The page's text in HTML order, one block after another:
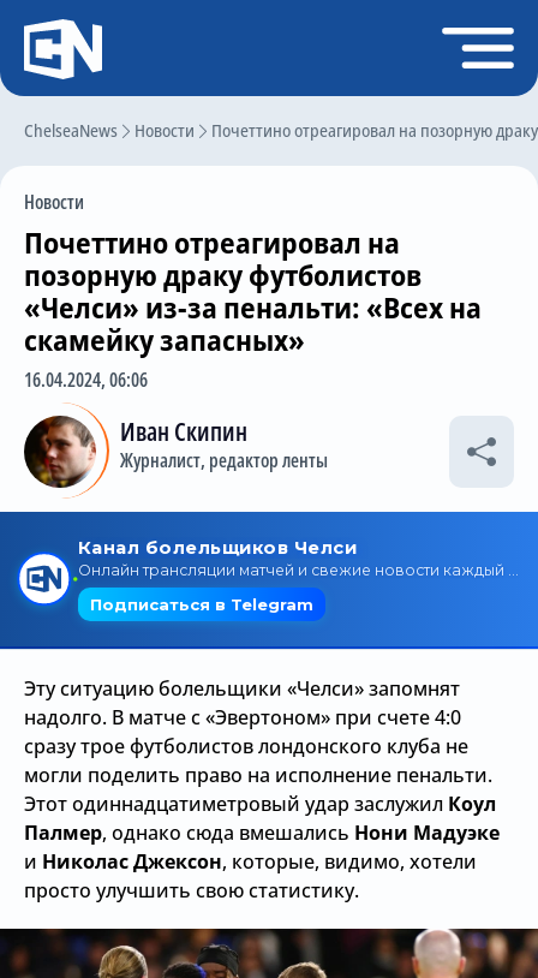
ChelseaNews Новости Почеттино отреагировал на позорную
Новости
Почеттино отреагировал на
позорную драку футболистов
«Челси» из-за пенальти: «Всех на
скамейку запасных»
16.04.2024, 06:06
Иван Скипин
Журналист, редактор ленты
Эту ситуацию болельщики «Челси» запомнят
надолго. В матче с «Эвертоном» при счете 4:0
сразу трое футболистов лондонского клуба не
могли поделить право на исполнение пенальти.
Этот одиннадцатиметровый удар заслужил Коул
Палмер, однако сюда вмешались Нони Мадуэке
и Николас Джексон, которые, видимо, хотели
просто улучшить свою статистику.
Регистрация
Главная
Трансферы
Слухи
История Челси
Статистика
Календарь игр
Состав команды
Поиск по сайту
Трансляции
Контакты